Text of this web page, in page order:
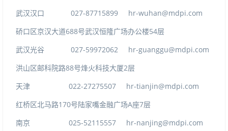
武汉汉口 027-87715899 hr-wuhan@mdpi.com
硚口区京汉大道688号武汉恒隆广场办公楼54层
武汉光谷 027-59972062 hr-guanggu@mdpi.com
洪山区邮科院路88号烽火科技大厦2层
天津 022-27275507 hr-tianjin@mdpi.com
红桥区北马路170号陆家嘴金融广场A座7层
南京 025-52115557 hr-nanjing@mdpi.com